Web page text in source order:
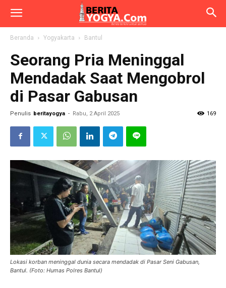
Beranda Yogyakarta Bantul
Seorang Pria Meninggal
Mendadak Saat Mengobrol
di Pasar Gabusan
Penulis beritayogya - Rabu, 2 April 2025 169
Lokasi korban meninggal dunia secara mendadak di Pasar Seni Gabusan,
Bantul. (Foto: Humas Polres Bantul)